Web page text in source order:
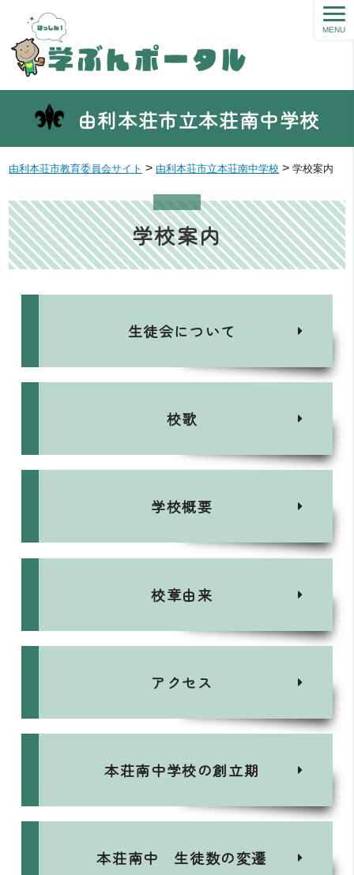
由利本荘市立本荘南中学校
MENU
由利本荘市教育委員会サイト > 由利本荘市立本荘南中学校 >学校案内
学校案内
生徒会について
校歌
学校概要
校章由来
アクセス
本荘南中学校の創立期
本荘南中 生徒数の変遷